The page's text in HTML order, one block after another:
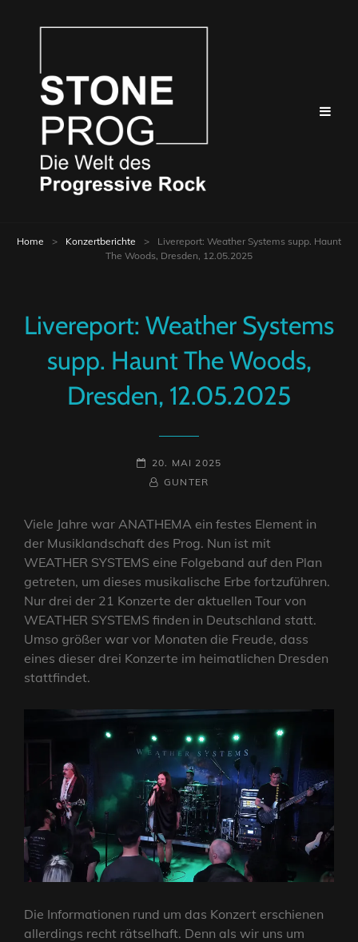
Home > Konzertberichte >
Livereport: Weather Systems supp. Haunt
The Woods, Dresden, 12.05.2025
Livereport: Weather Systems
supp. Haunt The Woods,
Dresden, 12.05.2025
POSTED-
ON
20. MAI 2025
BY
BYLINE
GUNTER
Viele Jahre war ANATHEMA ein festes Element in
der Musiklandschaft des Prog. Nun ist mit
WEATHER SYSTEMS eine Folgeband auf den Plan
getreten, um dieses musikalische Erbe fortzuführen.
Nur drei der 21 Konzerte der aktuellen Tour von
WEATHER SYSTEMS finden in Deutschland statt.
Umso größer war vor Monaten die Freude, dass
eines dieser drei Konzerte im heimatlichen Dresden
stattfindet.
Die Informationen rund um das Konzert erschienen
allerdings recht rätselhaft. Denn als wir uns um